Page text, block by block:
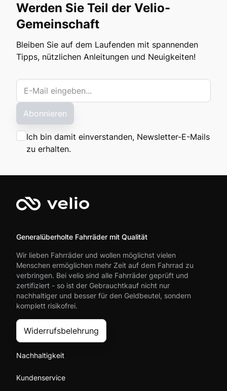
Werden Sie Teil der Velio-
Gemeinschaft
Bleiben Sie auf dem Laufenden mit spannenden
Tipps, nützlichen Anleitungen und Neuigkeiten!
Abonnieren
Ich bin damit einverstanden, Newsletter-E-Mails
zu erhalten.
Generalüberholte Fahrräder mit Qualität
Wir lieben Fahrräder und wollen möglichst vielen
Menschen ermöglichen mehr Zeit auf dem Fahrrad zu
verbringen. Bei velio sind alle Fahrräder geprüft und
zertifiziert - so ist der Gebrauchtkauf nicht nur
nachhaltiger und besser für den Geldbeutel, sondern
komplett risikofrei.
Widerrufsbelehrung
Nachhaltigkeit
Kundenservice